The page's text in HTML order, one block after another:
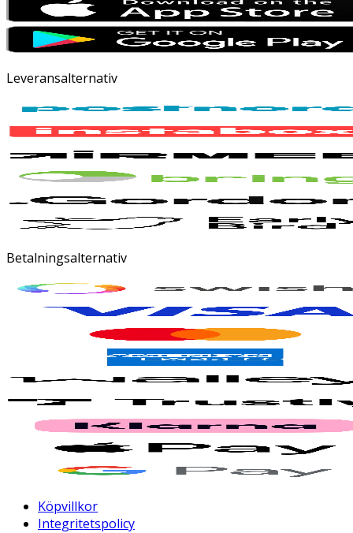
Leveransalternativ
Betalningsalternativ
Köpvillkor
Integritetspolicy